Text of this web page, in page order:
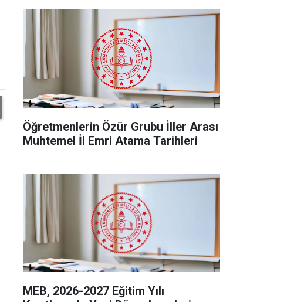
Öğretmenlerin Özür Grubu İller Arası
Muhtemel İl Emri Atama Tarihleri
MEB, 2026-2027 Eğitim Yılı